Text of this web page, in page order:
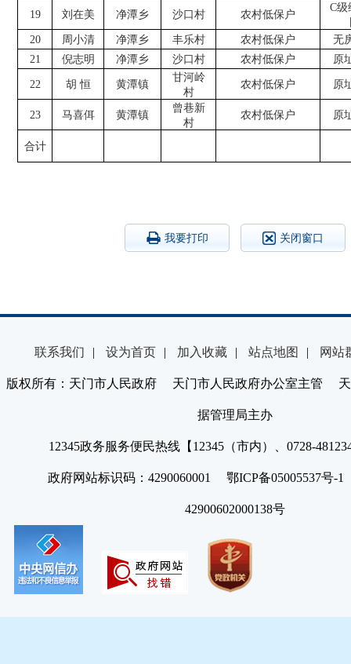
19 刘在美 净潭乡 沙口村 农村低保户
C级
20
周小清 净潭乡 丰乐村 农村低保户
无
21
倪志明 净潭乡 沙口村 农村低保户 原
22 胡 恒 黄潭镇
甘河岭
村
农村低保户 原
23 马喜佴 黄潭镇
曾巷新
村
农村低保户 原
合计
我要打印 关闭窗口
联系我们 | 设为首页 | 加入收藏 | 站点地图 | 网站
版权所有：天门市人民政府 天门市人民政府办公室主管 天
据管理局主办
12345政务服务便民热线【12345（市内）、0728-
政府网站标识码：4290060001 鄂ICP备05005537号
42900602000138号